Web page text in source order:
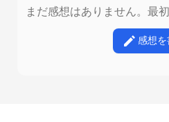
まだ感想はありません。最
感想を